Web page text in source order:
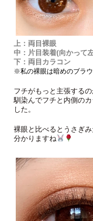
上：両目裸眼
中：片目装着(向かって
下：両目カラコン
※私の裸眼は暗めのブラ
フチがもっと主張する
馴染んでフチと内側の
した。
裸眼と比べるとうさぎ
分かりますね